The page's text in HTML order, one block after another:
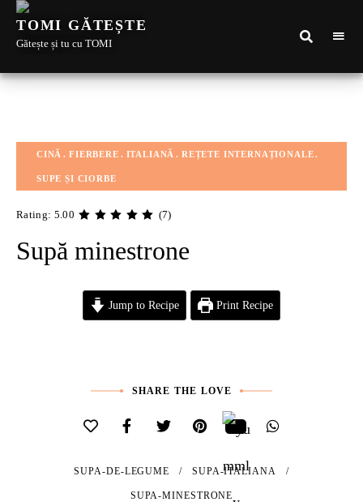
TOMI GĂTEȘTE
Gătește și tu cu TOMI
CINĂ FIERBERE ITALIANĂ REȚETE INTERNAȚIONALE
SUPE ȘI CIORBE
Rating: 5.00 (7)
Supă minestrone
Jump to Recipe Print Recipe
SHARE THE LOVE
SUPA-DE-LEGUME SUPA-ITALIANA
SUPA-MINESTRONE